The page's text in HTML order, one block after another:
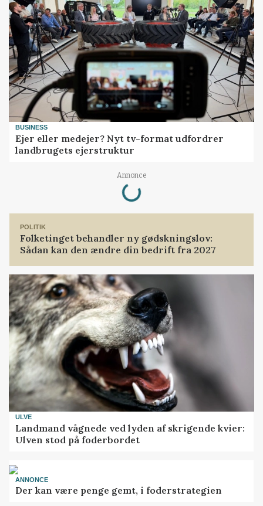
BUSINESS
Ejer eller medejer? Nyt tv-format udfordrer
landbrugets ejerstruktur
Annonce
Loading...
POLITIK
Folketinget behandler ny gødskningslov:
Sådan kan den ændre din bedrift fra 2027
ULVE
Landmand vågnede ved lyden af skrigende kvier:
Ulven stod på foderbordet
ANNONCE
Der kan være penge gemt, i foderstrategien